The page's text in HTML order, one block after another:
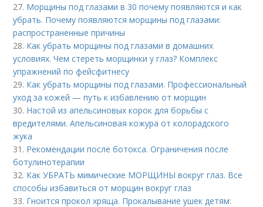
27. Морщины под глазами в 30 почему появляются и как
убрать. Почему появляются морщины под глазами:
распространенные причины
28. Как убрать морщины под глазами в домашних
условиях. Чем стереть морщинки у глаз? Комплекс
упражнений по фейсфитнесу
29. Как убрать морщины под глазами. Профессиональный
уход за кожей — путь к избавлению от морщин
30. Настой из апельсиновых корок для борьбы с
вредителями. Апельсиновая кожура от колорадского
жука
31. Рекомендации после ботокса. Ограничения после
ботулинотерапии
32. Как УБРАТЬ мимические МОРЩИНЫ вокруг глаз. Все
способы избавиться от морщин вокруг глаз
33. Гноится прокол хряща. Прокалывание ушек детям: